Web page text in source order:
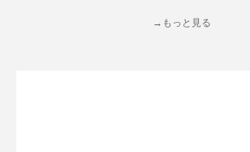
→もっと見る